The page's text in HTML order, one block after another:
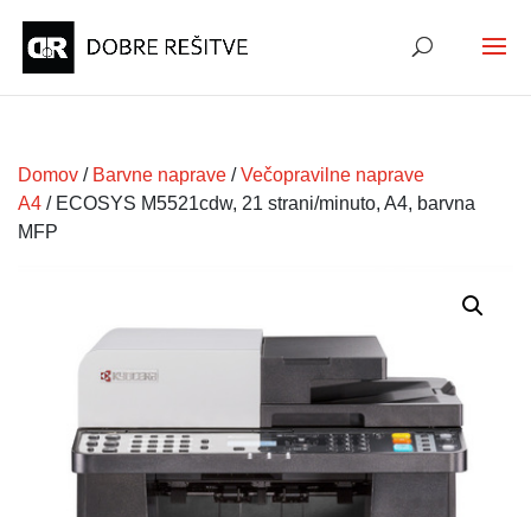
Domov / Barvne naprave /Večopravilne naprave
A4 / ECOSYS M5521cdw, 21 strani/minuto, A4, barvna
MFP